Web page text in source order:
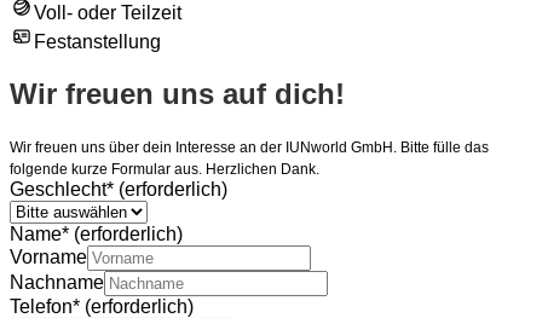
Voll- oder Teilzeit
Festanstellung
Wir freuen uns auf dich!
Wir freuen uns über dein Interesse an der IUNworld GmbH. Bitte fülle das
folgende kurze Formular aus. Herzlichen Dank.
Geschlecht* (erforderlich)
Name* (erforderlich)
Vorname
Nachname
Telefon* (erforderlich)